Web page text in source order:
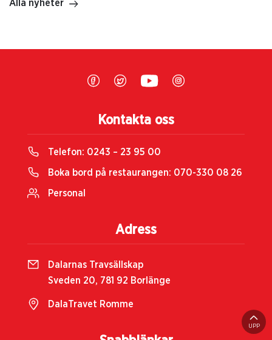
Alla nyheter
Kontakta oss
Telefon: 0243 – 23 95 00
Boka bord på restaurangen: 070-330 08 26
Personal
Adress
Dalarnas Travsällskap
Sveden 20, 781 92 Borlänge
DalaTravet Romme
UPP